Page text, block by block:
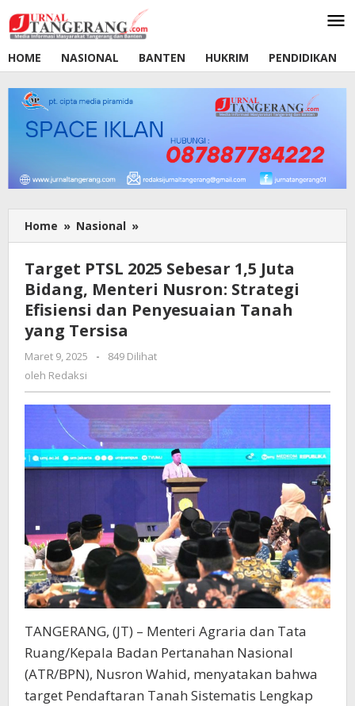
ke
konten
HOME
NASIONAL BANTEN HUKRIM PENDIDIKAN
Home » Nasional »
PTSL
Sebesar
1,5
Juta
Nusron:
Efisiensi
dan
Penyesuaian
Tanah
yang
Tersisa
Target PTSL 2025 Sebesar 1,5 Juta
Bidang, Menteri Nusron: Strategi
Efisiensi dan Penyesuaian Tanah
yang Tersisa
Maret 9, 2025
oleh
-
849 Dilihat
oleh Redaksi
TANGERANG, (JT) – Menteri Agraria dan Tata
Ruang/Kepala Badan Pertanahan Nasional
(ATR/BPN), Nusron Wahid, menyatakan bahwa
target Pendaftaran Tanah Sistematis Lengkap